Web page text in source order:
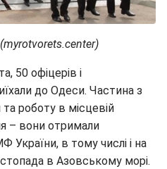
50 офіцерів і
до Одеси. Частина з
роботу в місцевій
– вони отримали
України, в тому числі і на
в Азовському морі.